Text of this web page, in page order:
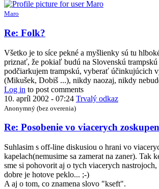
Maro
Re: Folk?
Všetko je to síce pekné a myšlienky sú tu
priznať, že pokiaľ budú na Slovenskú trampskú
podčiarkujem trampskú, vyberať účinkujúcich
(Mikušek, Dobiš ...), nikdy naozaj, nikdy
Log in to post comments
10. apríl 2002 - 07:24 Trvalý odkaz
Anonymný (bez overenia)
Re: Posobenie vo viacerych
Suhlasim s off-line diskusiou o hrani vo
kapelach(nemusime sa zamerat na zaner). Tak
sme si pohovorit aj o tych viacerych
dobre je hotove peklo... ;-)
A aj o tom, co znamena slovo "kseft".